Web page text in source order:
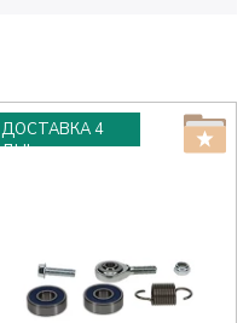
ДОСТАВКА 4
ДНІ